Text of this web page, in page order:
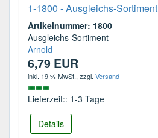
1-1800 - Ausgleichs-Sortiment
Artikelnummer: 1800
Ausgleichs-Sortiment
Arnold
6,79 EUR
inkl. 19 % MwSt., zzgl. Versand
Lieferzeit:: 1-3 Tage
Details